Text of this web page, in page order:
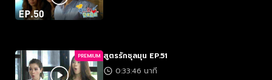
PREMIUM สูตรรักชุลมุน EP.51
0:33:46 นาที